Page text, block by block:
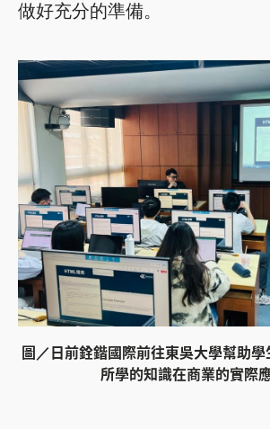
做好充分的準備。
圖／日前銓鍇國際前往東吳大學幫助
所學的知識在商業的實際